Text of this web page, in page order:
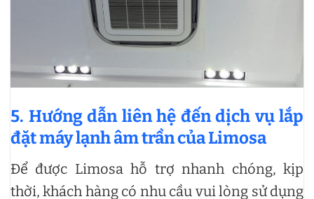
5. Hướng dẫn liên hệ đến dịch vụ lắp
đặt máy lạnh âm trần của Limosa
Để được Limosa hỗ trợ nhanh chóng, kịp
thời, khách hàng có nhu cầu vui lòng sử dụng